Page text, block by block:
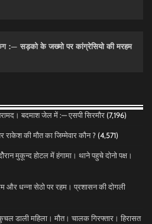
:— सड़को के जख्मो पर कांग्रेसियो की मरहम
बदमाश जेल में :— एसपी सिरमौर (7,196)
की मौत का जिम्मेवार कौन ? (4,571)
मुकून्द होटल में हंगामा। थाने पहुचे दोनो पक्ष।
और धन्ना सेठो पर रहम। प्रशासन की दोगली
डाली महिला। मौत। चालक गिरफ्तार। हिरासत
May 15, 2026 0
:— वार्ड नम्बर 11 —— थोथे वादे, झूठी
हवाई। कांग्रेसियो की।
May 15, 2026 0
May 16, 2026 0